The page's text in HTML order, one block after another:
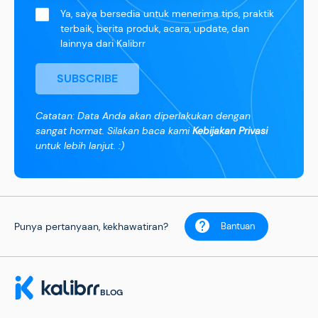
Ya, saya bersedia untuk menerima tips, praktik
terbaik, berita produk, acara, update, dan
lainnya dari Kalibrr
SUBSCRIBE
Catatan: Data Anda akan diperlakukan dengan
sangat hormat. Silakan baca kamiKebijakan Privasi
untuk lebih lanjut. :)
Punya pertanyaan, kekhawatiran? Bantuan
BLOG